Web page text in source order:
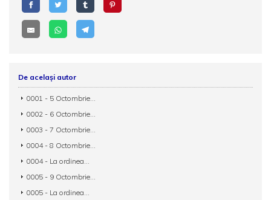
De același autor
0001 - 5 Octombrie...
0002 - 6 Octombrie...
0003 - 7 Octombrie...
0004 - 8 Octombrie...
0004 - La ordinea...
0005 - 9 Octombrie...
0005 - La ordinea...